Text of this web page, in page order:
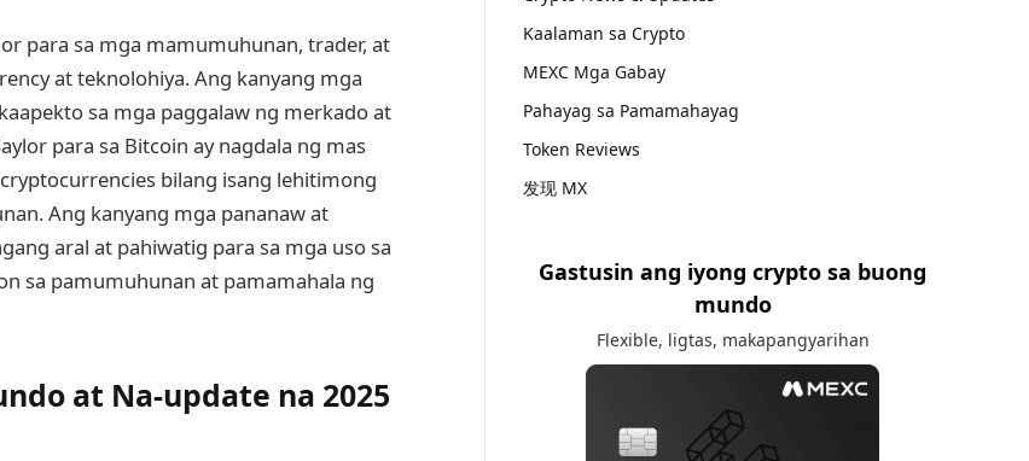
para sa mga mamumuhunan, trader, at
at teknolohiya. Ang kanyang mga
sa mga paggalaw ng merkado at
para sa Bitcoin ay nagdala ng mas
bilang isang lehitimong
Ang kanyang mga pananaw at
aral at pahiwatig para sa mga uso sa
sa pamumuhunan at pamamahala ng
at Na-update na 2025
Kaalaman sa Crypto
MEXC Mga Gabay
Pahayag sa Pamamahayag
Token Reviews
发现 MX
Gastusin ang iyong crypto sa buong
mundo
Flexible, ligtas, makapangyarihan